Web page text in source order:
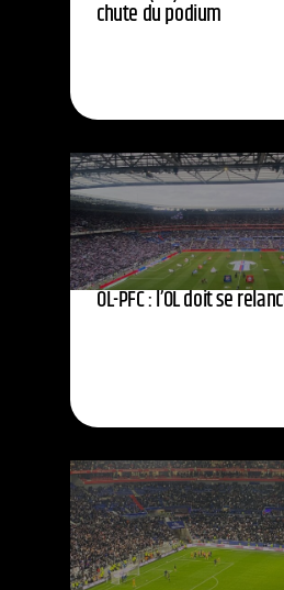
chute du podium
OL-PFC : l’OL doit se